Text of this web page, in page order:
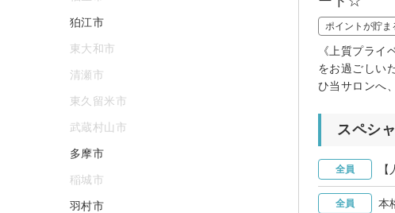
ポイントが貯ま
《上質プラ
をお過ごしい
ひ当サロンへ
スペシ
全員
全員 本
狛江市
東大和市
清瀬市
東久留米市
武蔵村山市
多摩市
稲城市
羽村市